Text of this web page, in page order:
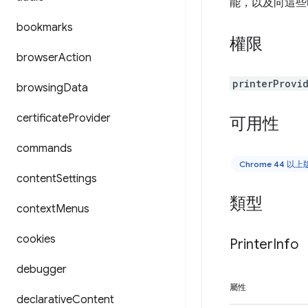
bookmarks
browserAction
browsingData
certificateProvider
commands
contentSettings
contextMenus
cookies
debugger
declarativeContent
能，以及向這些
權限
可用性
Chrome 44 以上
類型
PrinterInfo
屬性